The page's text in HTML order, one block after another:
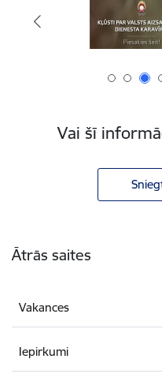
Vai šī
Ātrās saites
Vakances
Iepirkumi